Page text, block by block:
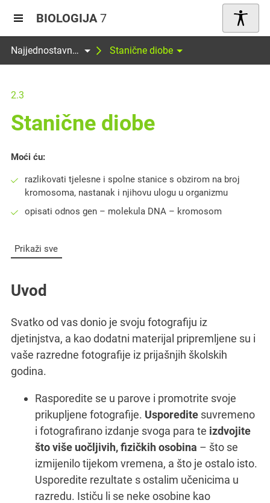
BIOLOGIJA7
Najjednostavniji oblici života i stanica Stanične diobe
2.3
Stanične diobe
Moći ću:
razlikovati tjelesne i spolne stanice s obzirom na broj
kromosoma, nastanak i njihovu ulogu u organizmu
opisati odnos gen – molekula DNA – kromosom
Prikaži sve
Uvod
Svatko od vas donio je svoju fotografiju iz
djetinjstva, a kao dodatni materijal pripremljene su i
vaše razredne fotografije iz prijašnjih školskih
godina.
Rasporedite se u parove i promotrite svoje
prikupljene fotografije. Usporedite suvremeno
i fotografirano izdanje svoga para te izdvojite
što više uočljivih, fizičkih osobina – što se
izmijenilo tijekom vremena, a što je ostalo isto.
Usporedite rezultate s ostalim učenicima u
razredu. Ističu li se neke osobine kao